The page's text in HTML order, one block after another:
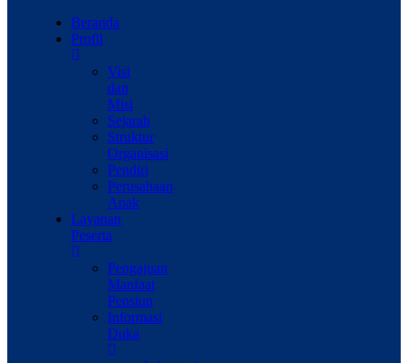
Beranda
Profil
Visi
dan
Misi
Sejarah
Struktur
Organisasi
Pendiri
Perusahaan
Anak
Layanan
Peserta
Pengajuan
Manfaat
Pensiun
Informasi
Duka